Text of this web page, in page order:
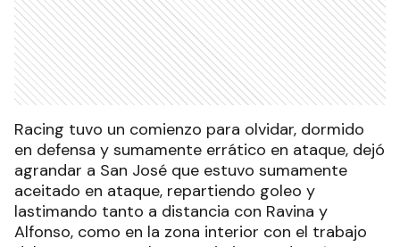
Racing tuvo un comienzo para olvidar, dormido
en defensa y sumamente errático en ataque, dejó
agrandar a San José que estuvo sumamente
aceitado en ataque, repartiendo goleo y
lastimando tanto a distancia con Ravina y
Alfonso, como en la zona interior con el trabajo